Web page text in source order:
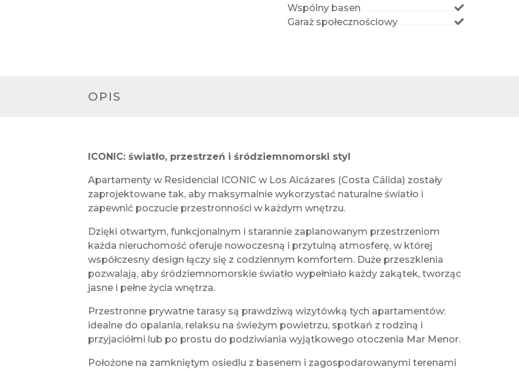
Wspólny basen
Garaż społecznościowy
OPIS
ICONIC: światło, przestrzeń i śródziemnomorski styl
Apartamenty w Residencial ICONIC w Los Alcázares (Costa Cálida) zostały
zaprojektowane tak, aby maksymalnie wykorzystać naturalne światło i
zapewnić poczucie przestronności w każdym wnętrzu.
Dzięki otwartym, funkcjonalnym i starannie zaplanowanym przestrzeniom
każda nieruchomość oferuje nowoczesną i przytulną atmosferę, w której
współczesny design łączy się z codziennym komfortem. Duże przeszklenia
pozwalają, aby śródziemnomorskie światło wypełniało każdy zakątek, tworząc
jasne i pełne życia wnętrza.
Przestronne prywatne tarasy są prawdziwą wizytówką tych apartamentów:
idealne do opalania, relaksu na świeżym powietrzu, spotkań z rodziną i
przyjaciółmi lub po prostu do podziwiania wyjątkowego otoczenia Mar Menor.
Położone na zamkniętym osiedlu z basenem i zagospodarowanymi terenami